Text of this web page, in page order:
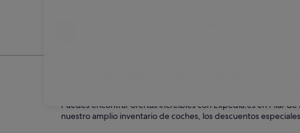
Qué debes saber sobre los
¿Cuáles son las ventajas de alquilar un coche de
Puedes encontrar ofertas increíbles con Expedia.es en Pilar
nuestro amplio inventario de coches, los descuentos